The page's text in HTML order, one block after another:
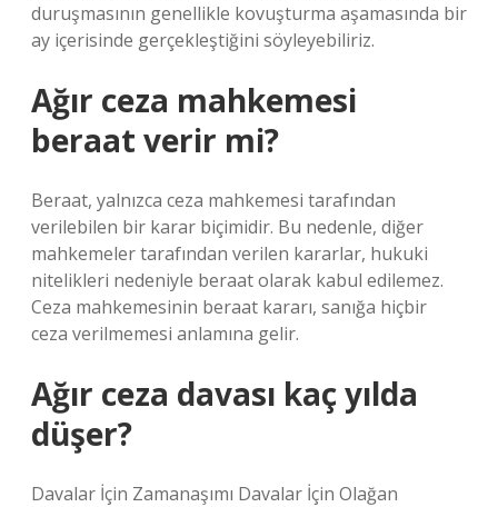
duruşmasının genellikle kovuşturma aşamasında bir
ay içerisinde gerçekleştiğini söyleyebiliriz.
Ağır ceza mahkemesi
beraat verir mi?
Beraat, yalnızca ceza mahkemesi tarafından
verilebilen bir karar biçimidir. Bu nedenle, diğer
mahkemeler tarafından verilen kararlar, hukuki
nitelikleri nedeniyle beraat olarak kabul edilemez.
Ceza mahkemesinin beraat kararı, sanığa hiçbir
ceza verilmemesi anlamına gelir.
Ağır ceza davası kaç yılda
düşer?
Davalar İçin Zamanaşımı Davalar İçin Olağan